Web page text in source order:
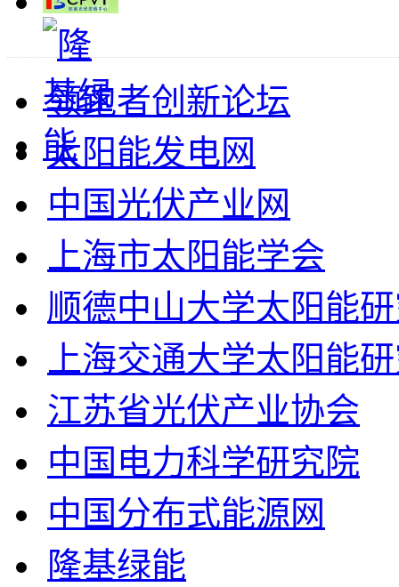
领跑者创新论坛
太阳能发电网
中国光伏产业网
上海市太阳能学会
顺德中山大学太阳能
上海交通大学太阳能
江苏省光伏产业协会
中国电力科学研究院
中国分布式能源网
隆基绿能